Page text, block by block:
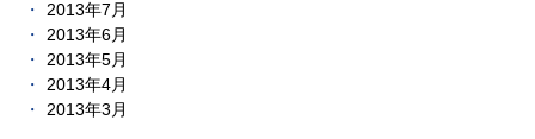
2013年7月
2013年6月
2013年5月
2013年4月
2013年3月